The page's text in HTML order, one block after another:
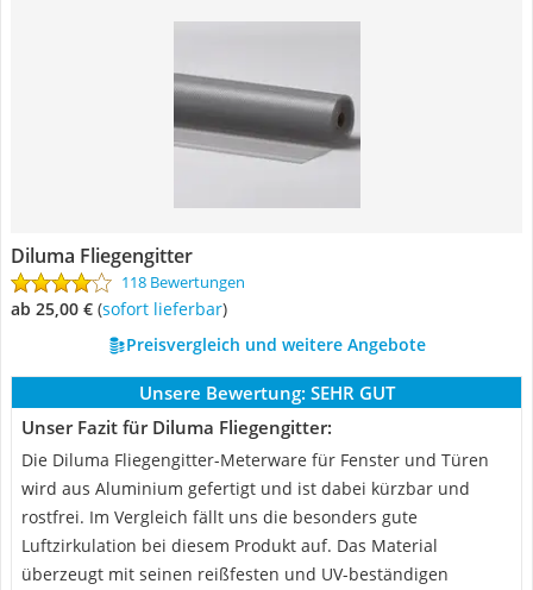
Diluma Fliegengitter
118 Bewertungen
ab 25,00 € ( Sofort lieferbar)
Preisvergleich und weitere Angebote
Unsere Bewertung: SEHR GUT
Unser Fazit für Diluma Fliegengitter:
Die Diluma Fliegengitter-Meterware für Fenster und Türen
wird aus Aluminium gefertigt und ist dabei kürzbar und
rostfrei. Im Vergleich fällt uns die besonders gute
Luftzirkulation bei diesem Produkt auf. Das Material
überzeugt mit seinen reißfesten und UV-beständigen